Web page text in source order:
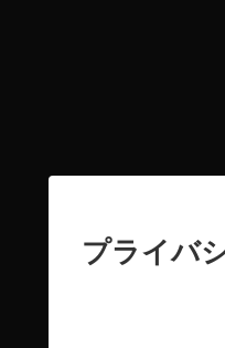
プライバ